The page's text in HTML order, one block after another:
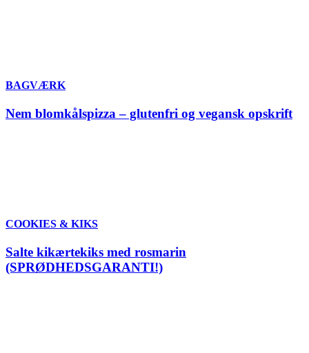
BAGVÆRK
Nem blomkålspizza – glutenfri og vegansk opskrift
COOKIES & KIKS
Salte kikærtekiks med rosmarin
(SPRØDHEDSGARANTI!)